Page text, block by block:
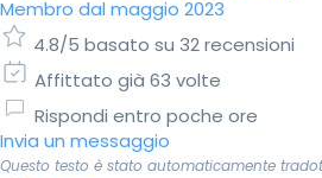
Membro dal maggio 2023
4.8/5 basato su 32 recensioni
Affittato già 63 volte
Rispondi entro poche ore
Invia un messaggio
Questo testo è stato automaticamente